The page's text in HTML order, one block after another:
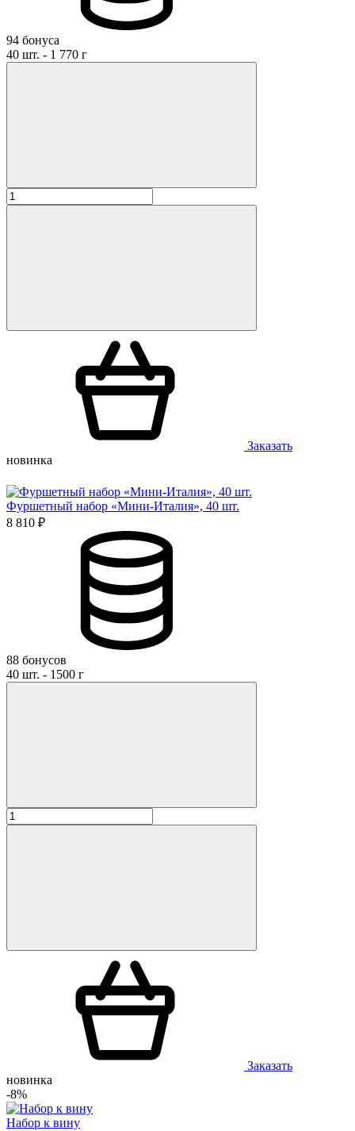
94 бонуса
40 шт. - 1 770 г
Заказать
новинка
Фуршетный набор «Мини-Италия», 40 шт.
8 810 ₽
88 бонусов
40 шт. - 1500 г
Заказать
новинка
-8%
Набор к вину